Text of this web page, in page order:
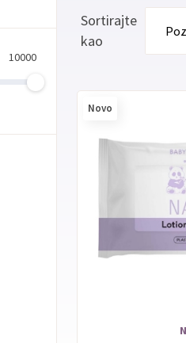
10000
Sortirajte
kao
Novo